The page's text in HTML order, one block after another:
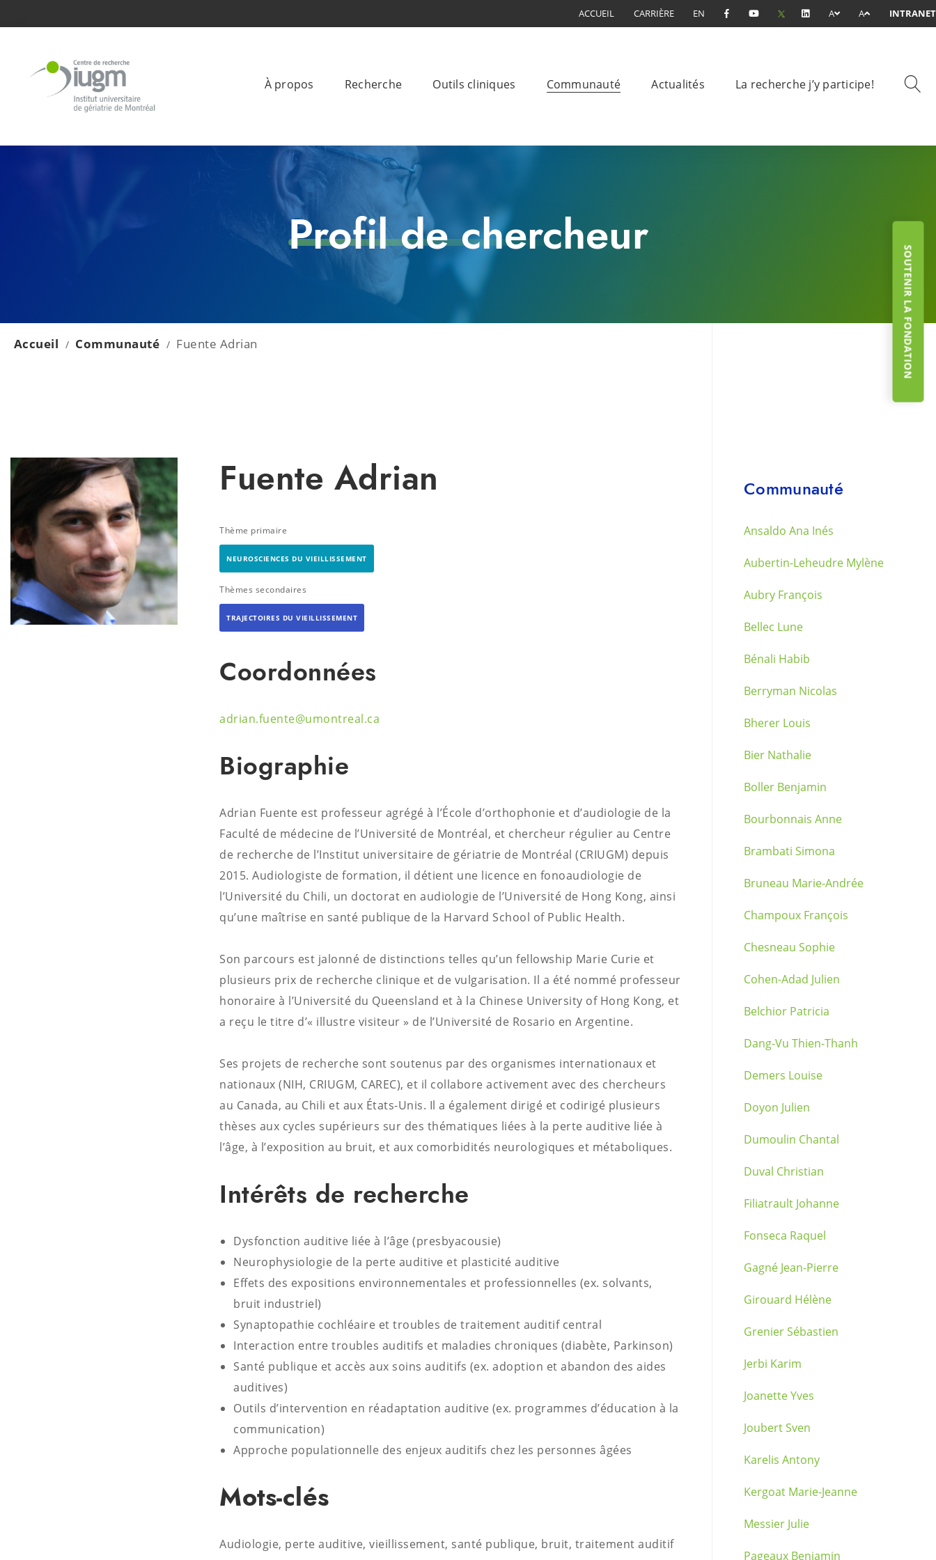
SOUTENIR LA FONDATION
ACCUEIL CARRIÈRE EN A A INTRANET
À propos Recherche Outils cliniques Communauté Actualités La recherche j’y participe!
Profil de chercheur
Accueil / Communauté / Fuente Adrian
Fuente Adrian
Thème primaire
NEUROSCIENCES DU VIEILLISSEMENT
Thèmes secondaires
TRAJECTOIRES DU VIEILLISSEMENT
Coordonnées
adrian.fuente@umontreal.ca
Biographie
Adrian Fuente est professeur agrégé à l’École d’orthophonie et d’audiologie de la
Faculté de médecine de l’Université de Montréal, et chercheur régulier au Centre
de recherche de l’Institut universitaire de gériatrie de Montréal (CRIUGM) depuis
2015. Audiologiste de formation, il détient une licence en fonoaudiologie de
l’Université du Chili, un doctorat en audiologie de l’Université de Hong Kong, ainsi
qu’une maîtrise en santé publique de la Harvard School of Public Health.
Son parcours est jalonné de distinctions telles qu’un fellowship Marie Curie et
plusieurs prix de recherche clinique et de vulgarisation. Il a été nommé professeur
honoraire à l’Université du Queensland et à la Chinese University of Hong Kong, et
a reçu le titre d’« illustre visiteur » de l’Université de Rosario en Argentine.
Ses projets de recherche sont soutenus par des organismes internationaux et
nationaux (NIH, CRIUGM, CAREC), et il collabore activement avec des chercheurs
au Canada, au Chili et aux États-Unis. Il a également dirigé et codirigé plusieurs
thèses aux cycles supérieurs sur des thématiques liées à la perte auditive liée à
l’âge, à l’exposition au bruit, et aux comorbidités neurologiques et métaboliques.
Intérêts de recherche
Dysfonction auditive liée à l’âge (presbyacousie)
Neurophysiologie de la perte auditive et plasticité auditive
Effets des expositions environnementales et professionnelles (ex. solvants,
bruit industriel)
Synaptopathie cochléaire et troubles de traitement auditif central
Interaction entre troubles auditifs et maladies chroniques (diabète, Parkinson)
Santé publique et accès aux soins auditifs (ex. adoption et abandon des aides
auditives)
Outils d’intervention en réadaptation auditive (ex. programmes d’éducation à la
communication)
Approche populationnelle des enjeux auditifs chez les personnes âgées
Mots-clés
Audiologie, perte auditive, vieillissement, santé publique, bruit, traitement auditif
Communauté
Ansaldo Ana Inés
Aubertin-Leheudre Mylène
Aubry François
Bellec Lune
Bénali Habib
Berryman Nicolas
Bherer Louis
Bier Nathalie
Boller Benjamin
Bourbonnais Anne
Brambati Simona
Bruneau Marie-Andrée
Champoux François
Chesneau Sophie
Cohen-Adad Julien
Belchior Patricia
Dang-Vu Thien-Thanh
Demers Louise
Doyon Julien
Dumoulin Chantal
Duval Christian
Filiatrault Johanne
Fonseca Raquel
Gagné Jean-Pierre
Girouard Hélène
Grenier Sébastien
Jerbi Karim
Joanette Yves
Joubert Sven
Karelis Antony
Kergoat Marie-Jeanne
Messier Julie
Pageaux Benjamin